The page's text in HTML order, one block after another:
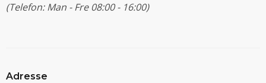
(Telefon: Man - Fre 08:00 - 16:00)
Adresse